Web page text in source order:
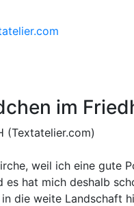
im
(Textatelier.com)
weil ich eine gute
es hat mich deshalb
die weite Landschaft